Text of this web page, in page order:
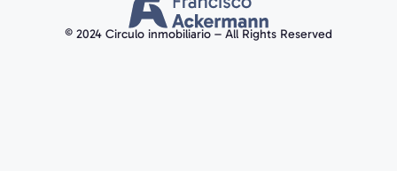
© 2024 Circulo inmobiliario – All Rights Reserved